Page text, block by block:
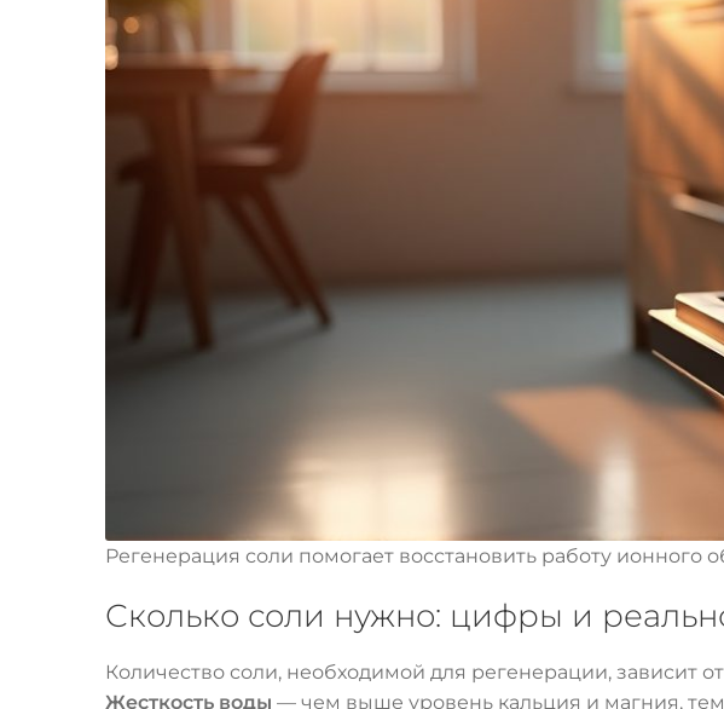
Регенерация соли помогает восстановить работу ионного
Сколько соли нужно: цифры и
Количество соли, необходимой для регенерации, зависит
Жесткость воды — чем выше уровень кальция и магния,